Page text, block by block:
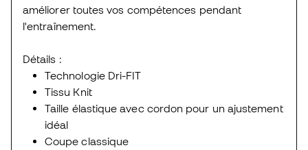
améliorer toutes vos compétences pendant
l'entraînement.
Détails :
Technologie Dri-FIT
Tissu Knit
Taille élastique avec cordon pour un ajustement
idéal
Coupe classique